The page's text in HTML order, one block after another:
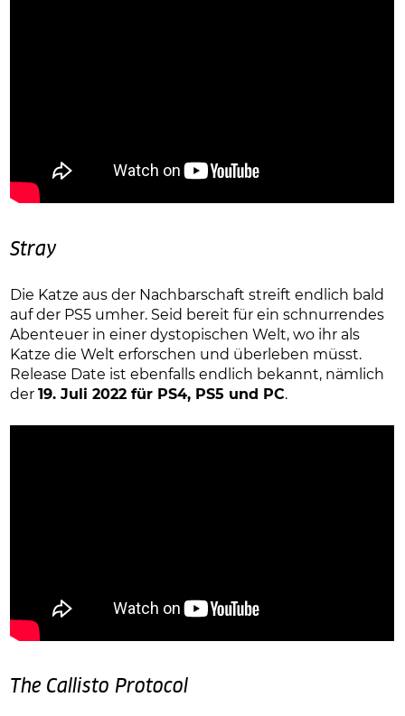
Stray
Die Katze aus der Nachbarschaft streift endlich bald
auf der PS5 umher. Seid bereit für ein schnurrendes
Abenteuer in einer dystopischen Welt, wo ihr als
Katze die Welt erforschen und überleben müsst.
Release Date ist ebenfalls endlich bekannt, nämlich
der19. Juli 2022 für PS4, PS5 und PC.
The Callisto Protocol